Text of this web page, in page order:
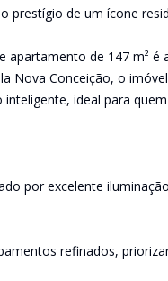
prestígio de um ícone
apartamento de 147 m² é
Nova Conceição, o
ideal para
por excelente
refinados,